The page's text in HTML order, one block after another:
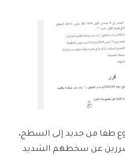
طفا من جديد إلى السطح،
عن سخطهم الشديد